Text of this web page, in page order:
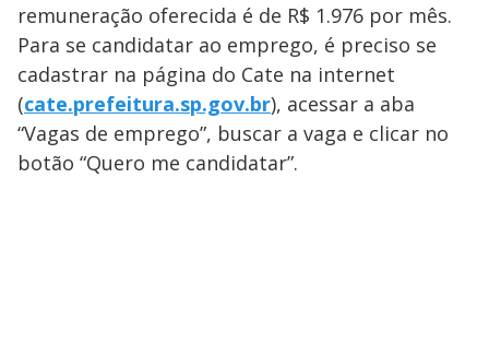
remuneração oferecida é de R$ 1.976 por mês.
Para se candidatar ao emprego, é preciso se
cadastrar na página do Cate na internet
(cate.prefeitura.sp.gov.br), acessar a aba
“Vagas de emprego”, buscar a vaga e clicar no
botão “Quero me candidatar”.